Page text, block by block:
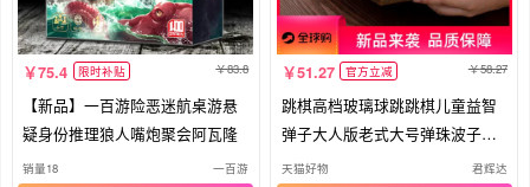
75.4 限时补贴 83.8
【新品】一百游险恶迷航桌游悬
疑身份推理狼人嘴炮聚会阿瓦隆
销量18 一百游
51.27 官方立减 58.27
跳棋高档玻璃球跳跳棋儿童益智
弹子大人版老式大号弹珠波子棋
木质
天猫好物 君辉达